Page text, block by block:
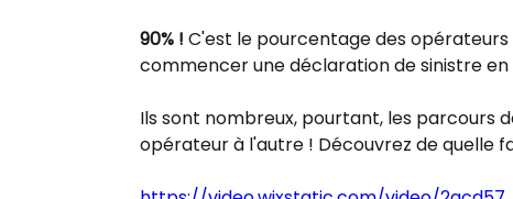
90% ! C'est le pourcentage des
commencer une déclaration de sinistre en
Ils sont nombreux, pourtant, les
opérateur à l'autre ! Découvrez de quelle